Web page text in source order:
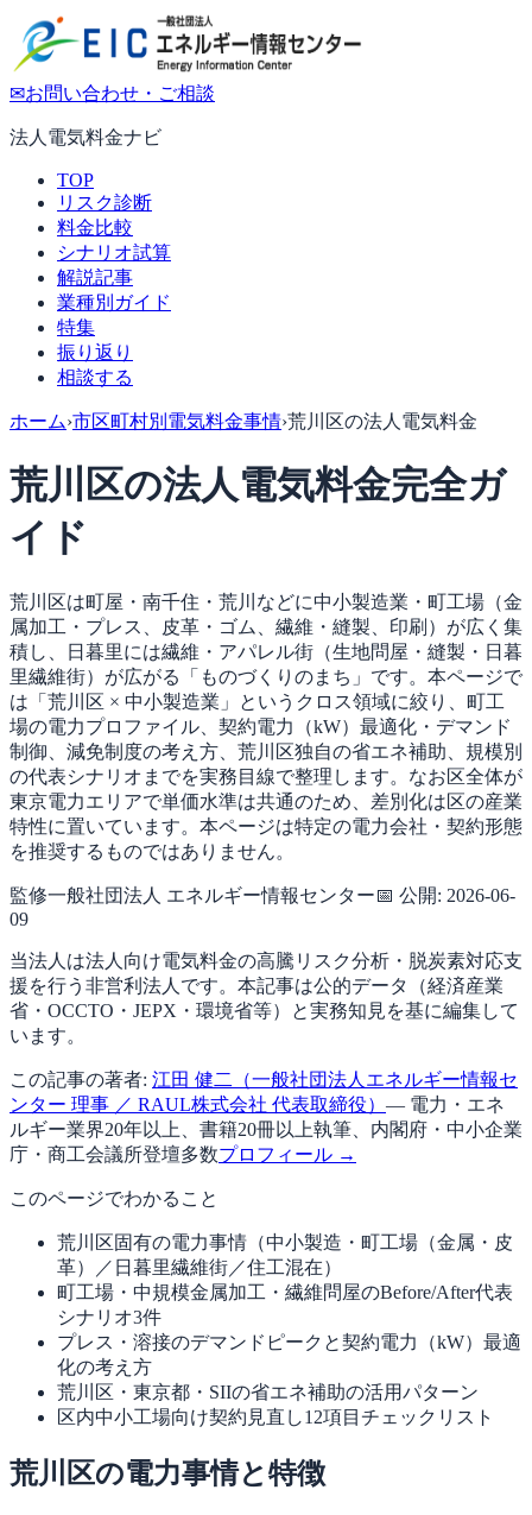
✉お問い合わせ・ご相談
法人電気料金ナビ
TOP
リスク診断
料金比較
シナリオ試算
解説記事
業種別ガイド
特集
振り返り
相談する
ホーム›市区町村別電気料金事情›荒川区の法人電気料金
荒川区の法人電気料金完全ガ
イド
荒川区は町屋・南千住・荒川などに中小製造業・町工場（金
属加工・プレス、皮革・ゴム、繊維・縫製、印刷）が広く集
積し、日暮里には繊維・アパレル街（生地問屋・縫製・日暮
里繊維街）が広がる「ものづくりのまち」です。本ページで
は「荒川区 × 中小製造業」というクロス領域に絞り、町工
場の電力プロファイル、契約電力（kW）最適化・デマンド
制御、減免制度の考え方、荒川区独自の省エネ補助、規模別
の代表シナリオまでを実務目線で整理します。なお区全体が
東京電力エリアで単価水準は共通のため、差別化は区の産業
特性に置いています。本ページは特定の電力会社・契約形態
を推奨するものではありません。
監修一般社団法人 エネルギー情報センター📅 公開: 2026-06-
09
当法人は法人向け電気料金の高騰リスク分析・脱炭素対応支
援を行う非営利法人です。本記事は公的データ（経済産業
省・OCCTO・JEPX・環境省等）と実務知見を基に編集して
います。
この記事の著者: 江田 健二（一般社団法人エネルギー情報セ
ンター 理事 ／ RAUL株式会社 代表取締役） — 電力・エネ
ルギー業界20年以上、書籍20冊以上執筆、内閣府・中小企業
庁・商工会議所登壇多数プロフィール →
このページでわかること
荒川区固有の電力事情（中小製造・町工場（金属・皮
革）／日暮里繊維街／住工混在）
町工場・中規模金属加工・繊維問屋のBefore/After代表
シナリオ3件
プレス・溶接のデマンドピークと契約電力（kW）最適
化の考え方
荒川区・東京都・SIIの省エネ補助の活用パターン
区内中小工場向け契約見直し12項目チェックリスト
荒川区の電力事情と特徴